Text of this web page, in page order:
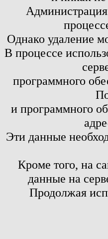
Администрация
Однако удаление
В процессе
программного
и программного
Эти данные
Кроме того, на
данные на
Продолжая